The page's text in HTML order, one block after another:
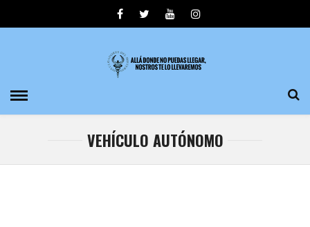
VEHÍCULO AUTÓNOMO